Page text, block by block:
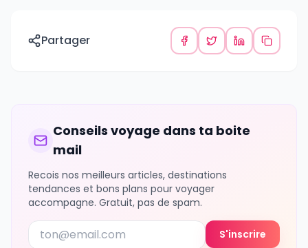
Partager
Conseils voyage dans ta boite
mail
Recois nos meilleurs articles, destinations
tendances et bons plans pour voyager
accompagne. Gratuit, pas de spam.
S'inscrire